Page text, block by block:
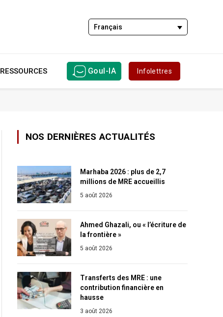
Français
RESSOURCES Goul-IA Infolettres
NOS DERNIÈRES ACTUALITÉS
Marhaba 2026 : plus de 2,7
millions de MRE accueillis
5 août 2026
Ahmed Ghazali, ou « l’écriture de
la frontière »
5 août 2026
Transferts des MRE : une
contribution financière en
hausse
3 août 2026